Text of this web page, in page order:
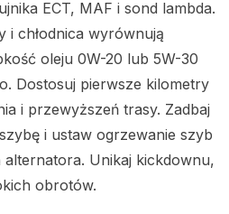
ECT, MAF i sond lambda.
i chłodnica wyrównują
oleju 0W-20 lub 5W-30
Dostosuj pierwsze kilometry
i przewyższeń trasy. Zadbaj
i ustaw ogrzewanie szyb
alternatora. Unikaj kickdownu,
obrotów.